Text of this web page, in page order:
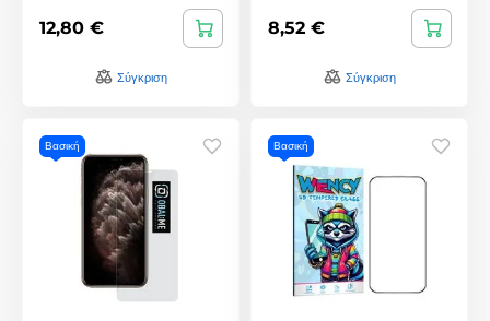
12,80 €
Σύγκριση
8,52 €
Σύγκριση
Βασική Βασική